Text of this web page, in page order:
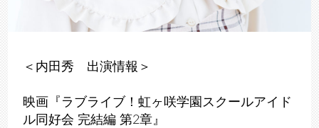
＜内田秀 出演情報＞
映画『ラブライブ！虹ヶ咲学園スクールアイド
ル同好会 完結編 第2章』